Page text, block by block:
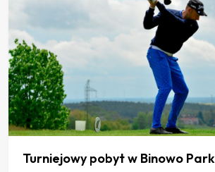
Turniejowy pobyt w Binowo Park